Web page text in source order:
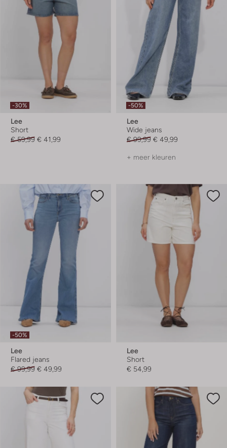
-30%
Lee
Short
€ 59,99 € 41,99
-50%
Lee
Wide jeans
€ 99,99 € 49,99
+ meer kleuren
-50%
Lee
Flared jeans
€ 99,99 € 49,99
Lee
Short
€ 54,99